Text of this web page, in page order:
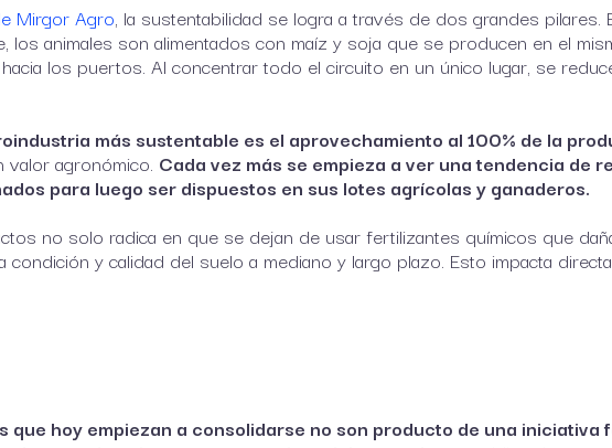
Mirgor Agro, la sustentabilidad se logra a través de dos grandes pilares.
los animales son alimentados con maíz y soja que se producen en el
los puertos. Al concentrar todo el circuito en un único lugar, se
más sustentable es el aprovechamiento al 100% de la
agronómico. Cada vez más se empieza a ver una tendencia de
para luego ser dispuestos en sus lotes agrícolas y ganaderos.
no solo radica en que se dejan de usar fertilizantes químicos que
condición y calidad del suelo a mediano y largo plazo. Esto impacta
que hoy empiezan a consolidarse no son producto de una iniciativa